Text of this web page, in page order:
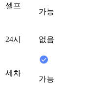
셀프
가능
24시 없음
세차
가능